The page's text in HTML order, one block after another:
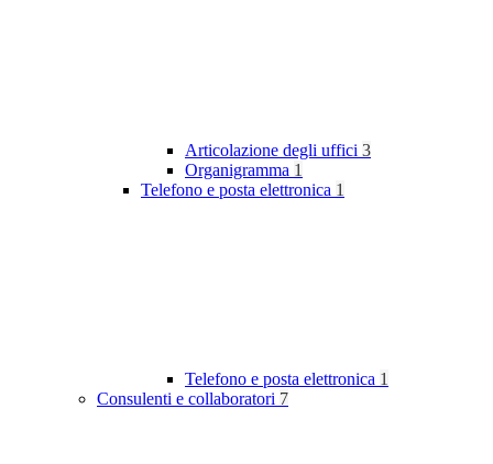
Articolazione degli uffici 3
Organigramma 1
Telefono e posta elettronica 1
Telefono e posta elettronica 1
Consulenti e collaboratori 7